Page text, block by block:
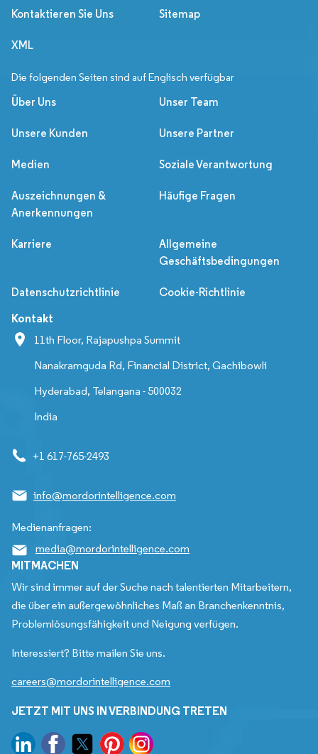
Kontaktieren Sie Uns Sitemap
XML
Die folgenden Seiten sind auf Englisch verfügbar
Über Uns Unser Team
Unsere Kunden Unsere Partner
Medien Soziale Verantwortung
Auszeichnungen &
Anerkennungen
Häufige Fragen
Karriere
Allgemeine
Geschäftsbedingungen
Datenschutzrichtlinie Cookie-Richtlinie
Kontakt
11th Floor, Rajapushpa Summit
Nanakramguda Rd, Financial District, Gachibowli
Hyderabad, Telangana - 500032
India
+1 617-765-2493
info@mordorintelligence.com
Medienanfragen:
media@mordorintelligence.com
MITMACHEN
Wir sind immer auf der Suche nach talentierten Mitarbeitern,
die über ein außergewöhnliches Maß an Branchenkenntnis,
Problemlösungsfähigkeit und Neigung verfügen.
Interessiert? Bitte mailen Sie uns.
careers@mordorintelligence.com
JETZT MIT UNS IN VERBINDUNG TRETEN